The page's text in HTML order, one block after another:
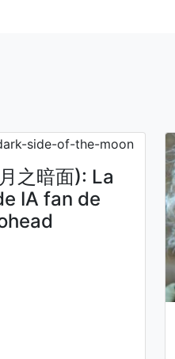
之暗面): La
IA fan de